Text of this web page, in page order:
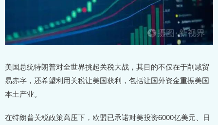
美国总统特朗普对全世界挑起关税大战，其目的不仅在于削减贸
易赤字，还希望利用关税让美国获利，包括让国外资金重振美国
本土产业。
在特朗普关税政策高压下，欧盟已承诺对美投资6000亿美元、日